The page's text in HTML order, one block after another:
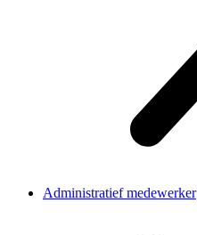
Administratief medewerker